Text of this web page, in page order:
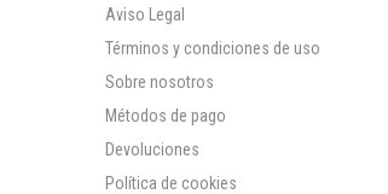
Aviso Legal
Términos y condiciones de uso
Sobre nosotros
Métodos de pago
Devoluciones
Política de cookies